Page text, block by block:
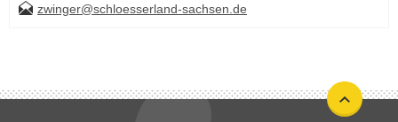
zwinger@schloesserland-sachsen.de